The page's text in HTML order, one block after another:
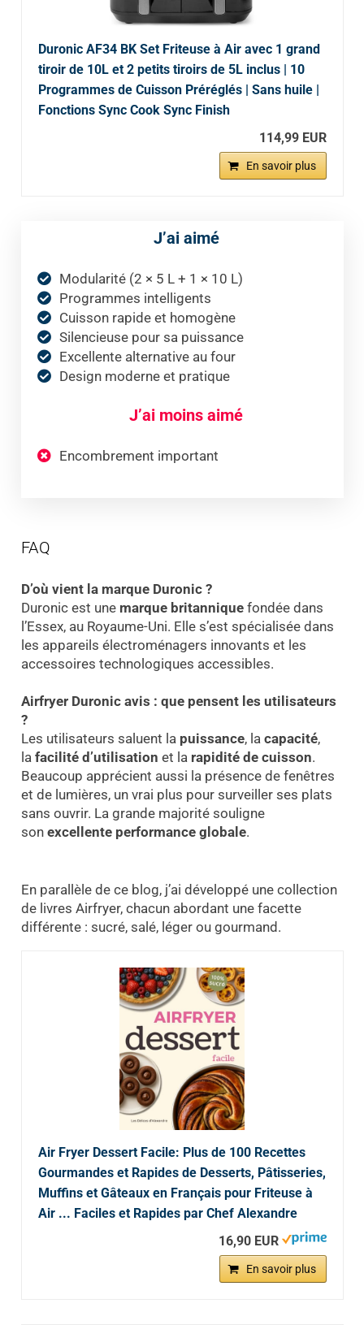
Duronic AF34 BK Set Friteuse à Air avec 1 grand
tiroir de 10L et 2 petits tiroirs de 5L inclus | 10
Programmes de Cuisson Préréglés | Sans huile |
Fonctions Sync Cook Sync Finish
114,99 EUR
En savoir plus
J’ai aimé
Modularité (2 × 5 L + 1 × 10 L)
Programmes intelligents
Cuisson rapide et homogène
Silencieuse pour sa puissance
Excellente alternative au four
Design moderne et pratique
J’ai moins aimé
Encombrement important
FAQ
D’où vient la marque Duronic ?
Duronic est une marque britanniquefondée dans
l’Essex, au Royaume-Uni. Elle s’est spécialisée dans
les appareils électroménagers innovants et les
accessoires technologiques accessibles.
Airfryer Duronic avis : que pensent les utilisateurs
?
Les utilisateurs saluent la puissance, la capacité,
la facilité d’utilisation et la rapidité de cuisson.
Beaucoup apprécient aussi la présence de fenêtres
et de lumières, un vrai plus pour surveiller ses plats
sans ouvrir. La grande majorité souligne
son excellente performance globale.
En parallèle de ce blog, j’ai développé une collection
de livres Airfryer, chacun abordant une facette
différente : sucré, salé, léger ou gourmand.
Air Fryer Dessert Facile: Plus de 100 Recettes
Gourmandes et Rapides de Desserts, Pâtisseries,
Muffins et Gâteaux en Français pour Friteuse à
Air ... Faciles et Rapides par Chef Alexandre
16,90 EUR
En savoir plus